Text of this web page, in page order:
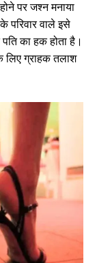
पर जश्न मनाया
परिवार वाले इसे
का हक होता है।
लिए ग्राहक तलाश